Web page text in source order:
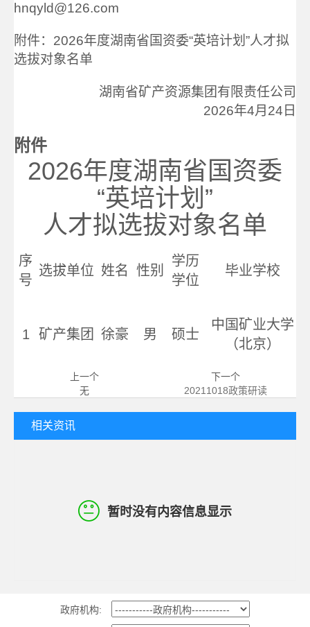
hnqyld@126.com
附件：2026年度湖南省国资委“英培计划”人才拟
选拔对象名单
湖南省矿产资源集团有限责任公司
2026年4月24日
附件
2026年度湖南省国资委
“英培计划”
人才拟选拔对象名单
序
号
选拔单位 姓名 性别
学历
学位
毕业学校
1 矿产集团 徐豪 男 硕士
中国矿业大学
（北京）
上一个
无
下一个
20211018政策研读
相关资讯
暂时没有内容信息显示
政府机构: